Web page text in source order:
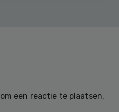
om een reactie te plaatsen.